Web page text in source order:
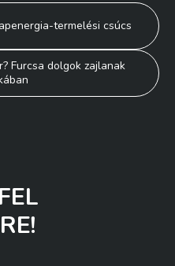
termelési csúcs
Furcsa dolgok zajlanak